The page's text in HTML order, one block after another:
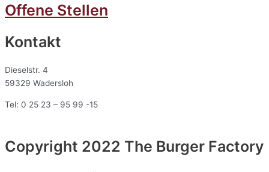
Offene Stellen
Kontakt
Dieselstr. 4
59329 Wadersloh
Tel: 0 25 23 – 95 99 -15
Copyright 2022 The Burger Factory